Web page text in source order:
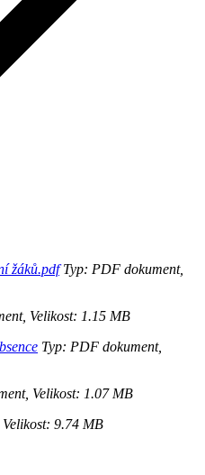
žáků.pdfTyp: PDF dokument,
Velikost: 1.15 MB
Typ: PDF dokument,
Velikost: 1.07 MB
9.74 MB